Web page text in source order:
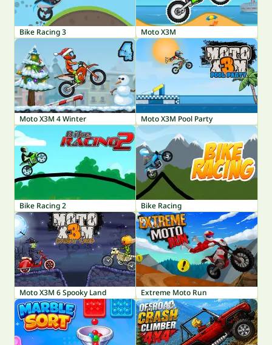
Bike Racing 3 Moto X3M
Moto X3M 4 Winter Moto X3M Pool Party
Bike Racing 2 Bike Racing
Moto X3M 6 Spooky Land Extreme Moto Run